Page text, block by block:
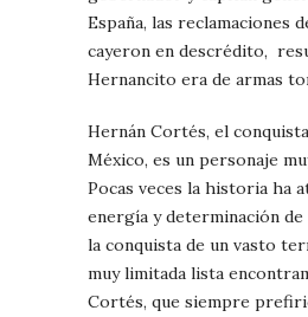
España, las reclamaciones
cayeron en descrédito,
Hernancito era de armas
Hernán Cortés, el
México, es un personaje
Pocas veces la historia ha
energía y determinación
la conquista de un vasto
muy limitada lista
Cortés, que siempre